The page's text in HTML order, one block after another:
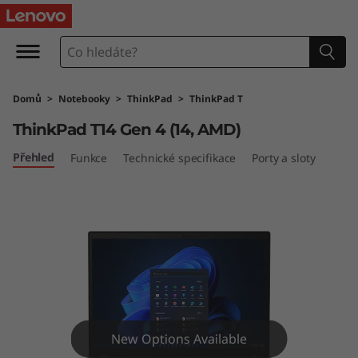
T
h
n
k
Domů > Notebooky > ThinkPad > ThinkPad T
ThinkPad T14 Gen 4 (14, AMD)
Přehled Funkce Technické specifikace Porty a sloty
New Options Available